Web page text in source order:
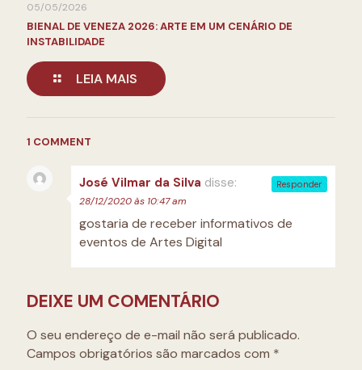
05/05/2026
BIENAL DE VENEZA 2026: ARTE EM UM CENÁRIO DE
INSTABILIDADE
LEIA MAIS
1 COMMENT
José Vilmar da Silva disse:
28/12/2020 às 10:47 am
gostaria de receber informativos de
eventos de Artes Digital
Responder
DEIXE UM COMENTÁRIO
O seu endereço de e-mail não será publicado.
Campos obrigatórios são marcados com *